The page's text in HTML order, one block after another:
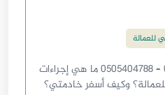
للعمالة
تسفير شغالة ✆ 0530583321 – 0505404788 ما هي إجراءات
وكيف أسفر خادمتي؟